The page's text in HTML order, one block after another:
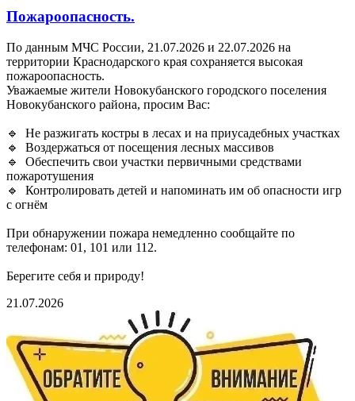
Пожароопасность.
По данным МЧС России, 21.07.2026 и 22.07.2026 на
территории Краснодарского края сохраняется высокая
пожароопасность.
Уважаемые жители Новокубанского городского поселения
Новокубанского района, просим Вас:
🔹 Не разжигать костры в лесах и на приусадебных участках
🔹 Воздержаться от посещения лесных массивов
🔹 Обеспечить свои участки первичными средствами
пожаротушения
🔹 Контролировать детей и напоминать им об опасности игр
с огнём
При обнаружении пожара немедленно сообщайте по
телефонам: 01, 101 или 112.
Берегите себя и природу!
21.07.2026